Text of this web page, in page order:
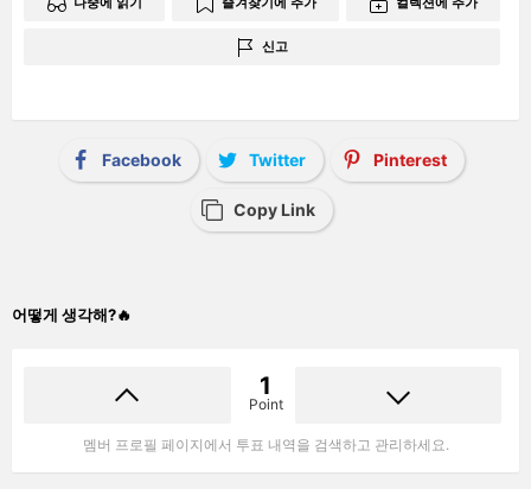
신고
Facebook Twitter Pinterest
Copy Link
어떻게 생각해?🔥
1
Point
멤버 프로필 페이지에서 투표 내역을 검색하고 관리하세요.